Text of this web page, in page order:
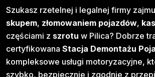
Szukasz rzetelnej i legalnej firmy
skupem, złomowaniem pojazdów,
częściami z szrotu w Pilica? Dobrze
certyfikowana Stacja Demontażu
kompleksowe usługi motoryzacyjne,
szybko, bezpiecznie i zgodnie z